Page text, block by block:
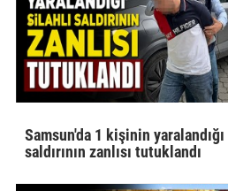
Samsun'da 1 kişinin
saldırının zanlısı tutuklandı